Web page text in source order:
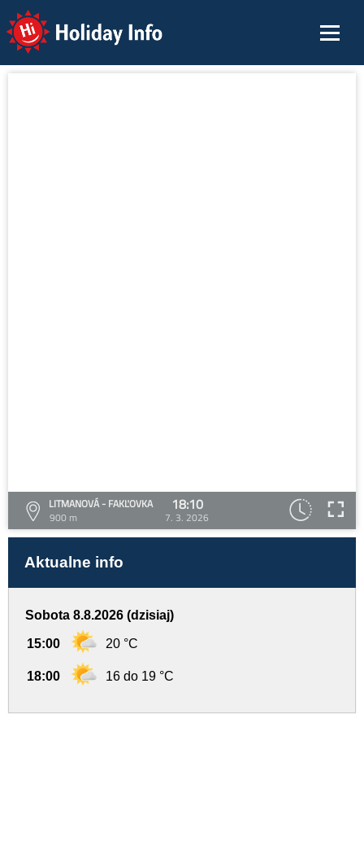
Holiday Info
LITMANOVÁ - FAKĽOVKA
900 m
18:10
7. 3. 2026
Aktualne info
Sobota 8.8.2026 (dzisiaj)
15:00 20 °C
18:00 16 do 19 °C